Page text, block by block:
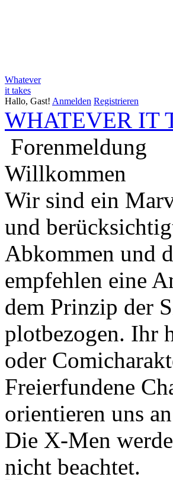
Whatever
it takes
Hallo, Gast! Anmelden Registrieren
WHATEVER IT
Forenmeldung
Willkommen
Wir sind ein
und
Abkommen und
empfehlen eine
dem Prinzip der
plotbezogen. Ihr
oder
Freierfundene
orientieren uns
Die X-Men
nicht beachtet.